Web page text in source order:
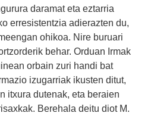
daramat eta eztarria
erresistentzia adierazten du,
ohikoa. Nire buruari
behar. Orduan Irmak
orbain zuri handi bat
izugarriak ikusten ditut,
itxura dutenak, eta beraien
Berehala deitu diot M.